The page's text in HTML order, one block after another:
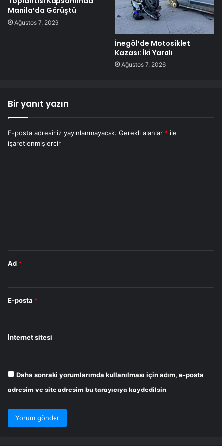
Manila’da Görüştü
Ağustos 7, 2026
İnegöl’de Motosiklet
Kazası: İki Yaralı
Ağustos 7, 2026
Bir yanıt yazın
E-posta adresiniz yayınlanmayacak. Gerekli alanlar * ile
işaretlenmişlerdir
Ad *
E-posta *
İnternet sitesi
Daha sonraki yorumlarımda kullanılması için adım, e-posta
adresim ve site adresim bu tarayıcıya kaydedilsin.